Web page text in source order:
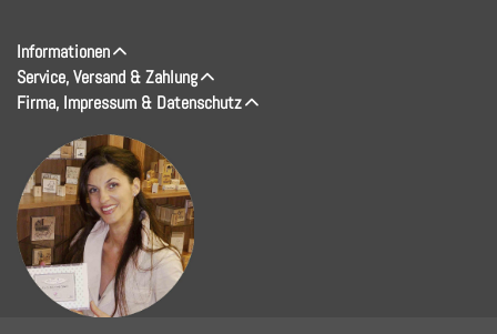
Informationen
Service, Versand & Zahlung
Firma, Impressum & Datenschutz